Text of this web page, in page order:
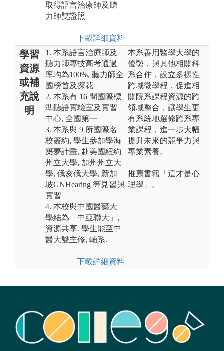
取得語言治療師及聽
力師雙證照
下載詳細資料
學習
資源
或補
充說
明
1. 本系語言治療師及
聽力師專技高考通過
率均為100%, 聽力師全
國榜首及探花
2. 本系有 16 間國際標
準聽語實驗室及實習
中心, 全國第一
3. 本系與 9 所國際名
校簽約, 學生參加學海
築夢計畫, 赴美國紐約
州立大學, 加州州立大
學, 俄亥俄大學, 新加
坡GNHearing 等見習與
實習
4. 本校與中國醫藥大
學結為「中亞聯大」,
資源共享. 學生能至中
醫大雙主修, 輔系.
下載詳細資料
本系善用醫學大學的
優勢，與其他相關科
系合作，設立多樣性
跨域微學程，促進相
關院系課程資源的跨
領域整合，讓學生更
有系統地選修跨系專
業課程，進一步大幅
提升未來的競爭力與
專業素養。
推薦書籍「這才是心
理學」。